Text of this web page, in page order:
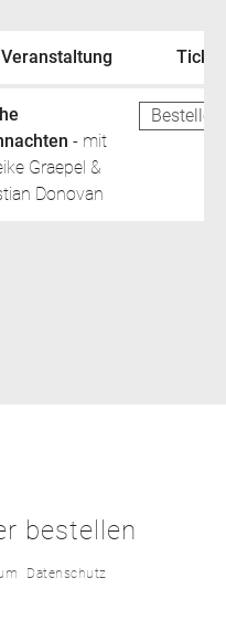
Veranstaltung
- mit
Graepel &
Donovan
Bestellen
bestellen
Datenschutz